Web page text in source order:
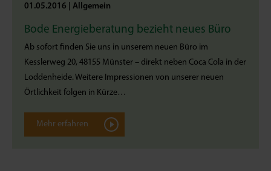
01.05.2016 Allgemein
Bode Energieberatung bezieht neues Büro
Ab sofort finden Sie uns in unserem neuen Büro im
Kesslerweg 20, 48155 Münster – direkt neben Coca Cola in der
Loddenheide. Weitere Impressionen von unserer neuen
Örtlichkeit folgen in Kürze…
Mehr erfahren